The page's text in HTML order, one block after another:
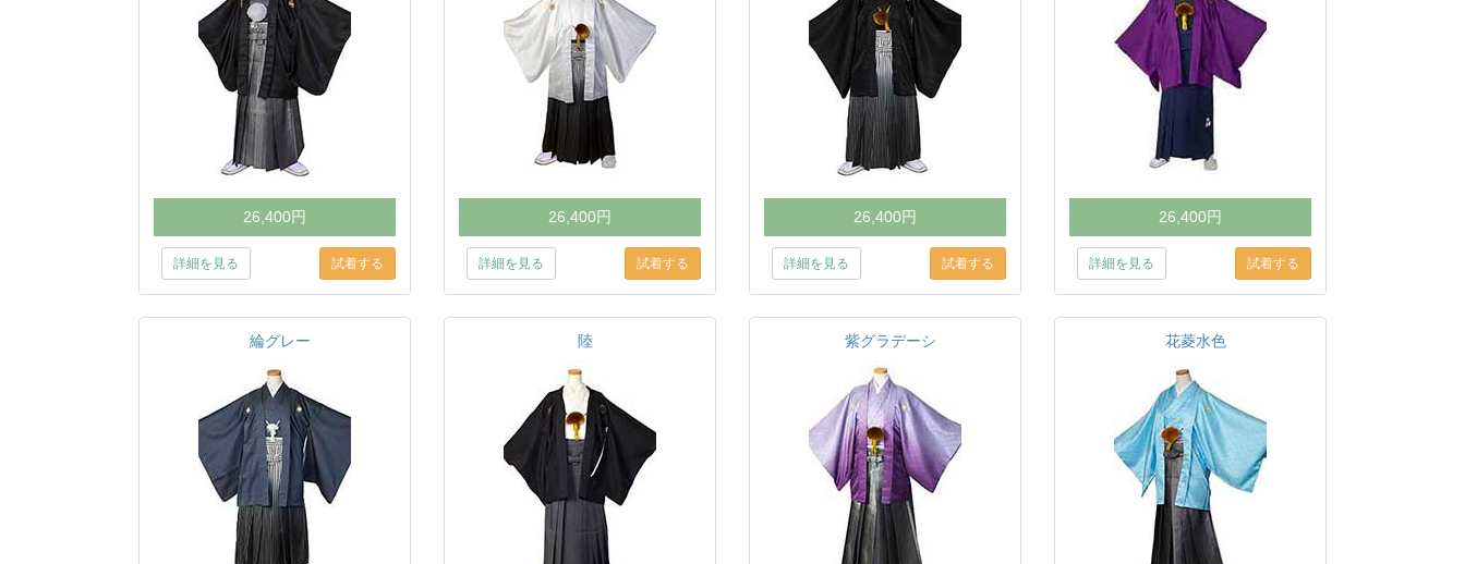
26,400円
詳細を見る
26,400円
詳細を見る
26,400円
詳細を見る
26,400円
詳細を見る
綸グレー 陸 紫グラデーシ 花菱水色